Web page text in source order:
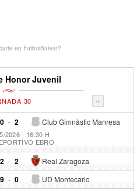
en FutbolBalear?
Honor Juvenil
»
30
0 - Club Gimnàstic Manresa
2
2026 - 16:30 H
EBRO
2 - Real Zaragoza
2
9 - UD Montecarlo
0